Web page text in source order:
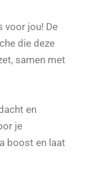
voor jou! De
die deze
samen met
en
je
boost en laat